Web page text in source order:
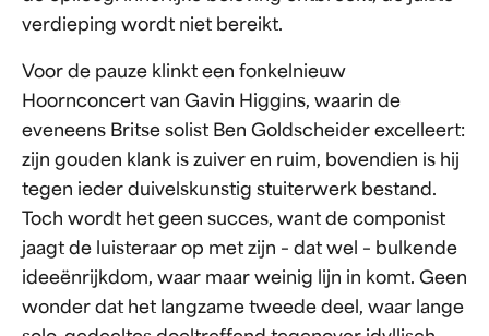
verdieping wordt niet bereikt.
Voor de pauze klinkt een fonkelnieuw
Hoornconcert van Gavin Higgins, waarin de
eveneens Britse solist Ben Goldscheider excelleert:
zijn gouden klank is zuiver en ruim, bovendien is hij
tegen ieder duivelskunstig stuiterwerk bestand.
Toch wordt het geen succes, want de componist
jaagt de luisteraar op met zijn – dat wel – bulkende
ideeënrijkdom, waar maar weinig lijn in komt. Geen
wonder dat het langzame tweede deel, waar lange